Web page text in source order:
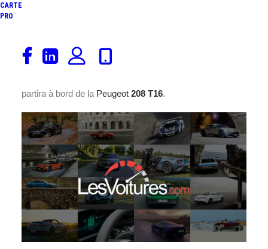
CARTE
PRO
Red Bull a acquis les droits et l’exclusivité de la diffusion
de la montée de Pikes Peak (30 juin 2013).
partira à bord de la Peugeot 208 T16.